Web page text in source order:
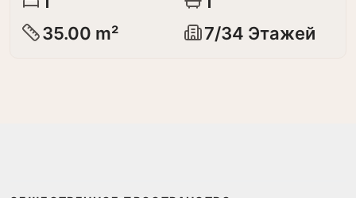
35.00 m²
7/34 Этажей